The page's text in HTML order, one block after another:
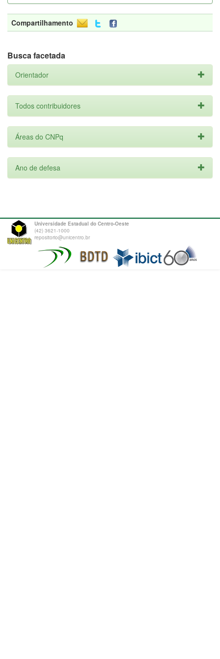
Compartilhamento
Busca facetada
Orientador
Todos contribuidores
Áreas do CNPq
Ano de defesa
Universidade Estadual do Centro-Oeste
(42) 3621-1000
repositorio@unicentro.br